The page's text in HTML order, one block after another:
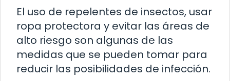
El uso de repelentes de insectos, usar
ropa protectora y evitar las áreas de
alto riesgo son algunas de las
medidas que se pueden tomar para
reducir las posibilidades de infección.